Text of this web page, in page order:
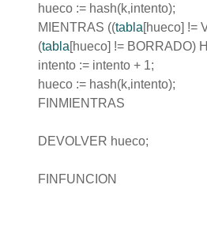
hueco := hash(k,intento);
MIENTRAS ((tabla[hueco] !=
(tabla[hueco] != BORRADO)
intento := intento + 1;
hueco := hash(k,intento);
FINMIENTRAS
DEVOLVER hueco;
FINFUNCION